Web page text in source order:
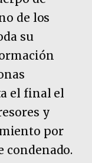
de los
su
el final el
y
por
condenado.